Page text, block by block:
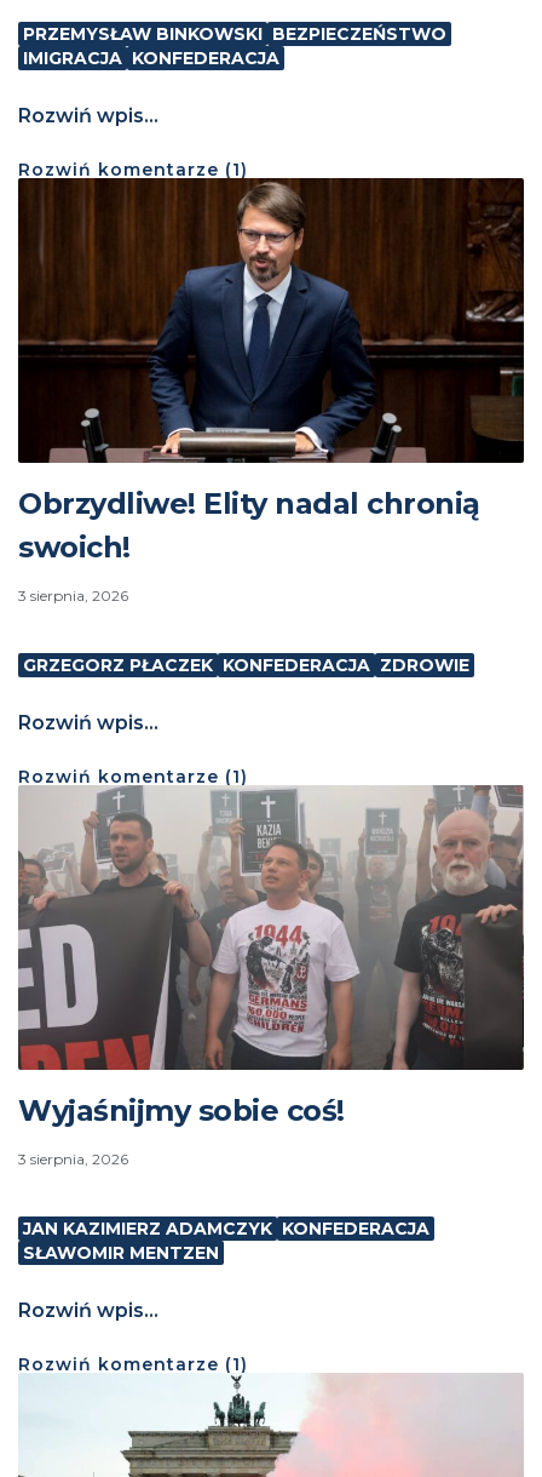
PRZEMYSŁAW BINKOWSKI BEZPIECZEŃSTWO
IMIGRACJA KONFEDERACJA
Rozwiń wpis...
Rozwiń komentarze (1)
Obrzydliwe! Elity nadal chronią
swoich!
3 sierpnia, 2026
GRZEGORZ PŁACZEK KONFEDERACJA ZDROWIE
Rozwiń wpis...
Rozwiń komentarze (1)
Wyjaśnijmy sobie coś!
3 sierpnia, 2026
JAN KAZIMIERZ ADAMCZYK KONFEDERACJA
SŁAWOMIR MENTZEN
Rozwiń wpis...
Rozwiń komentarze (1)